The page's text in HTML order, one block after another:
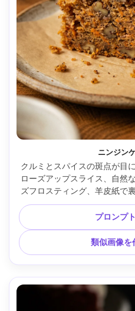
ニンジン
クルミとスパイスの斑点が目
ローズアップスライス、自然
ズフロスティング、羊皮紙で
ン粉、暖かく居心地の良い
EOS R6 で撮影、100mm マク
欲をそそる暖かいカラーグレ
明 --
プロンプ
類似画像